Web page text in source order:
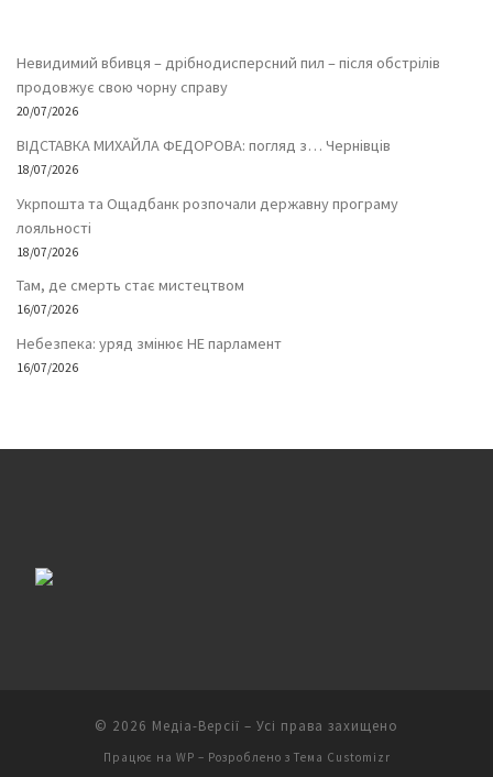
Невидимий вбивця – дрібнодисперсний пил – після обстрілів
продовжує свою чорну справу
20/07/2026
ВІДСТАВКА МИХАЙЛА ФЕДОРОВА: погляд з… Чернівців
18/07/2026
Укрпошта та Ощадбанк розпочали державну програму
лояльності
18/07/2026
Там, де смерть стає мистецтвом
16/07/2026
Небезпека: уряд змінює НЕ парламент
16/07/2026
© 2026 Медіа-Версії – Усі права захищено
Працює на WP – Розроблено з Тема Customizr